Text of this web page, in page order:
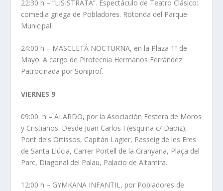
22:30 h – “LISÍSTRATA”. Espectáculo de Teatro Clásico:
comedia griega de Pobladores. Rotonda del Parque
Municipal.
24:00 h – MASCLETÀ NOCTURNA, en la Plaza 1º de
Mayo. A cargo de Pirotecnia Hermanos Ferrández.
Patrocinada por Soniprof.
VIERNES 9
09:00 h – ALARDO, por la Asociación Festera de Moros
y Cristianos. Desde Juan Carlos I (esquina c/ Daoiz),
Pont dels Ortissos, Capitán Lagier, Passeig de les Eres
de Santa Llúcia, Carrer Portell de la Granyana, Plaça del
Parc, Diagonal del Palau, Palacio de Altamira.
12:00 h – GYMKANA INFANTIL, por Pobladores de